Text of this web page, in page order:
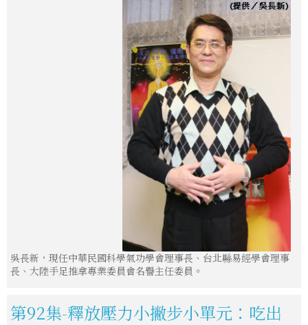
吳長新，現任中華民國科學氣功學會理事長、台北縣易經學會理事
長、大陸手足推拿專業委員會名譽主任委員。
第92集-釋放壓力小撇步小單元：吃出